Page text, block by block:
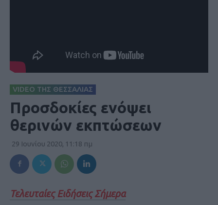
VIDEO ΤΗΣ ΘΕΣΣΑΛΙΑΣ
Προσδοκίες ενόψει
θερινών εκπτώσεων
29 Ιουνίου 2020, 11:18 πμ
Τελευταίες Ειδήσεις Σήμερα